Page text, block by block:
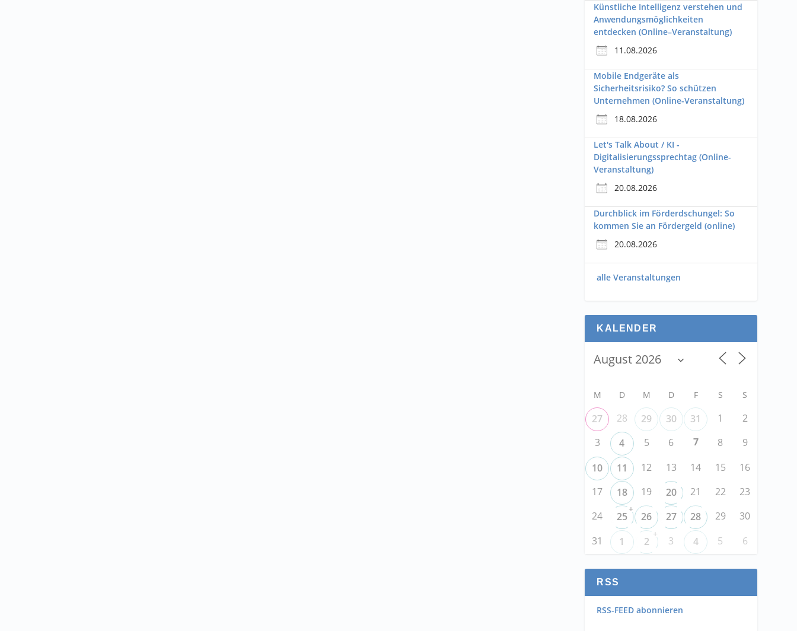
Künstliche Intelligenz verstehen und
Anwendungsmöglichkeiten
entdecken (Online–Veranstaltung)
11.08.2026
Mobile Endgeräte als
Sicherheitsrisiko? So schützen
Unternehmen (Online-Veranstaltung)
18.08.2026
Let's Talk About / KI -
Digitalisierungssprechtag (Online-
Veranstaltung)
20.08.2026
Durchblick im Förderdschungel: So
kommen Sie an Fördergeld (online)
20.08.2026
alle Veranstaltungen
KALENDER
M D M D F S S
27 28 29 30 31 1
2
3
4 5 6 7 8
9
10
11 12 13 14 15
16
17
18 19 20 21 22
23
24
25
+
26 27 28 29
30
31
1 2
+
3 4 5 6
RSS
RSS-FEED abonnieren